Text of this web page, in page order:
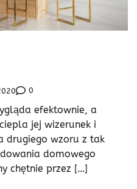
0
efektownie, a
jej wizerunek i
drugiego wzoru z tak
domowego
chętnie przez […]